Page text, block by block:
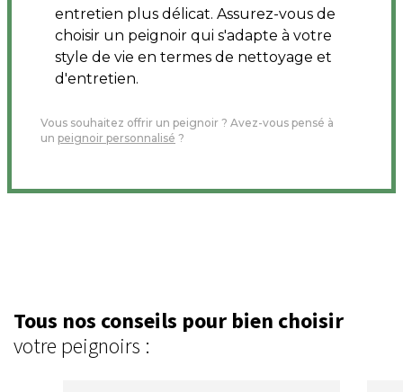
entretien plus délicat. Assurez-vous de
choisir un peignoir qui s'adapte à votre
style de vie en termes de nettoyage et
d'entretien.
Vous souhaitez offrir un peignoir ? Avez-vous pensé à
un peignoir personnalisé ?
Tous nos conseils pour bien choisir
votre peignoirs :